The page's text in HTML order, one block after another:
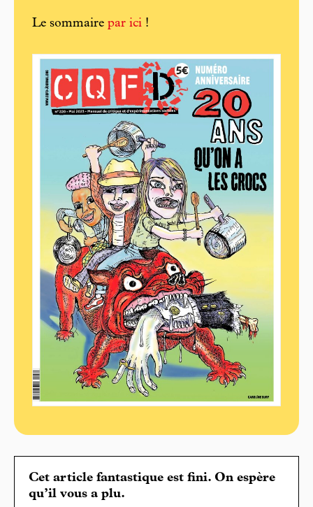
Le sommaire par ici !
Cet article fantastique est fini. On espère
qu’il vous a plu.